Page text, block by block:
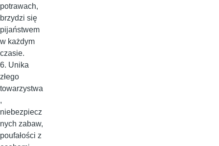
potrawach,
brzydzi się
pijaństwem
w każdym
czasie.
6. Unika
złego
towarzystwa
,
niebezpiecz
nych zabaw,
poufałości z